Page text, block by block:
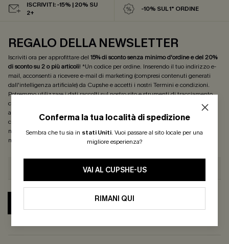
Conferma la tua località di spedizione
Sembra che tu sia in stati Uniti. Vuoi passare al sito locale per una
migliore esperienza?
VAI AL CUPSHE-US
RIMANI QUI
ISCRIVITI: -15% | 20% SU
2+
-10% SUL 1° ORDINE
REGALO DELLA NEWSLETTER
Iscriviti ora per approfittare del 15% di sconto senza minimo d'ordine e del 20%
di sconto su 2 o più articoli! *Un codice per ordine. Inserendo il tuo indirizzo e-
mail, acconsenti a ricevere e-mail di marketing (compresi contenuti generati
dall'intelligenza artificiale) da Cupshe e accetti i nostri Termini e condizioni.
Potremmo utilizzare i dati raccolti sul nostro sito e strumenti di tracciamento
come i pixel presenti nelle nostre e-mail per verificare se le e-mail vengono
aperte, valutare il livello di coinvolgimento, personalizzare contenuti e offerte e
consigliarti prodotti che potrebbero interessarti, il tutto come descritto nella
nostra Informativa sulla privacy. Puoi annullare l'iscrizione in qualsiasi
momento.